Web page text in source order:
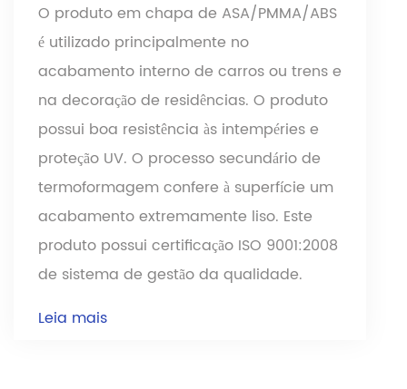
O produto em chapa de ASA/PMMA/ABS
é utilizado principalmente no
acabamento interno de carros ou trens e
na decoração de residências. O produto
possui boa resistência às intempéries e
proteção UV. O processo secundário de
termoformagem confere à superfície um
acabamento extremamente liso. Este
produto possui certificação ISO 9001:2008
de sistema de gestão da qualidade.
Leia mais